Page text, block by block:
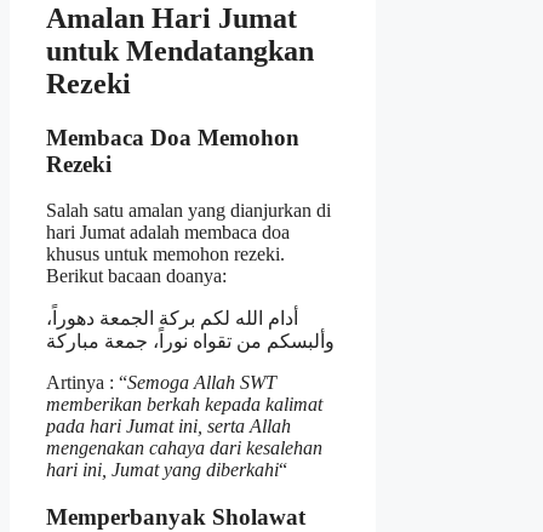
Amalan Hari Jumat
untuk Mendatangkan
Rezeki
Membaca Doa Memohon
Rezeki
Salah satu amalan yang dianjurkan di
hari Jumat adalah membaca doa
khusus untuk memohon rezeki.
Berikut bacaan doanya:
أدام الله لكم بركة الجمعة دهوراً،
وألبسكم من تقواه نوراً، جمعة مباركة
Artinya : “Semoga Allah SWT
memberikan berkah kepada kalimat
pada hari Jumat ini, serta Allah
mengenakan cahaya dari kesalehan
hari ini, Jumat yang diberkahi“
Memperbanyak Sholawat